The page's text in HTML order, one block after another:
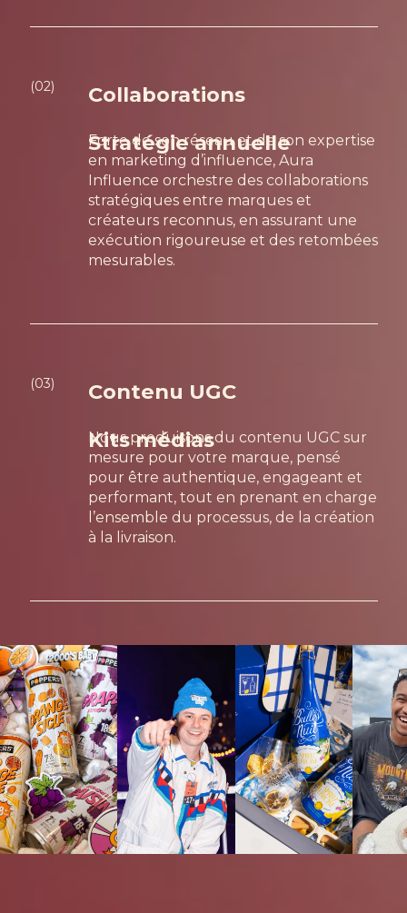
(02)
Collaborations
Stratégie annuelle
Forte de son réseau et de son expertise
en marketing d’influence, Aura
Influence orchestre des collaborations
stratégiques entre marques et
créateurs reconnus, en assurant une
exécution rigoureuse et des retombées
mesurables.
(03)
Contenu UGC
Kits médias
Nous produisons du contenu UGC sur
mesure pour votre marque, pensé
pour être authentique, engageant et
performant, tout en prenant en charge
l’ensemble du processus, de la création
à la livraison.